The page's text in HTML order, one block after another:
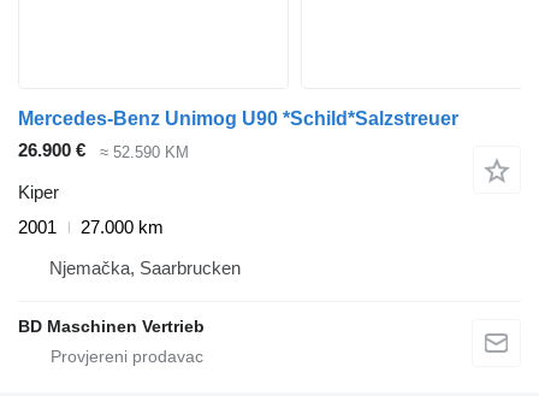
Mercedes-Benz Unimog U90 *Schild*Salzstreuer
26.900 €
≈ 52.590 KM
Kiper
2001
27.000 km
Njemačka, Saarbrucken
BD Maschinen Vertrieb